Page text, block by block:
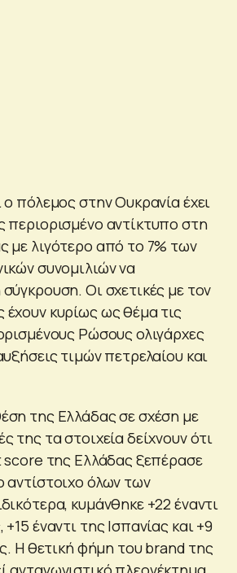
πόλεμος στην Ουκρανία έχει
περιορισμένο αντίκτυπο στη
με λιγότερο από το 7% των
συνομιλιών να
Οι σχετικές με τον
κυρίως ως θέμα τις
Ρώσους ολιγάρχες
τιμών πετρελαίου και
της Ελλάδας σε σχέση με
της τα στοιχεία δείχνουν ότι
της Ελλάδας ξεπέρασε
αντίστοιχο όλων των
κυμάνθηκε +22 έναντι
έναντι της Ισπανίας και +9
Η θετική φήμη του brand της